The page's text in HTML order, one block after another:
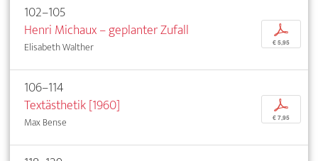
102–105
Henri Michaux – geplanter Zufall
Elisabeth Walther
p
€ 5,95
106–114
Textästhetik [1960]
Max Bense
p
€ 7,95